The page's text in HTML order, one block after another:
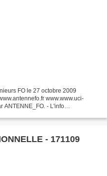
FO le 27 octobre 2009
www.www.uci-
ANTENNE_FO. - L'info
- 171109